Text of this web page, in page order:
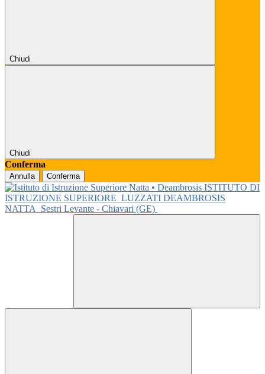
Chiudi
Chiudi
Conferma
Annulla Conferma
ISTITUTO DI
ISTRUZIONE SUPERIORE LUZZATI DEAMBROSIS
NATTA
Sestri Levante - Chiavari (GE)